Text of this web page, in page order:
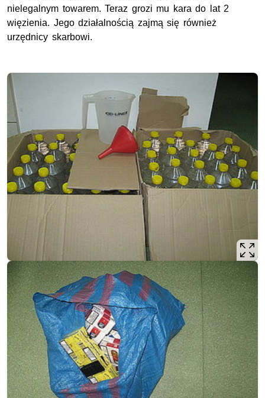
nielegalnym towarem. Teraz grozi mu kara do lat 2
więzienia. Jego działalnością zajmą się również
urzędnicy skarbowi.